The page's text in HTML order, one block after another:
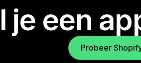
je een
Probeer